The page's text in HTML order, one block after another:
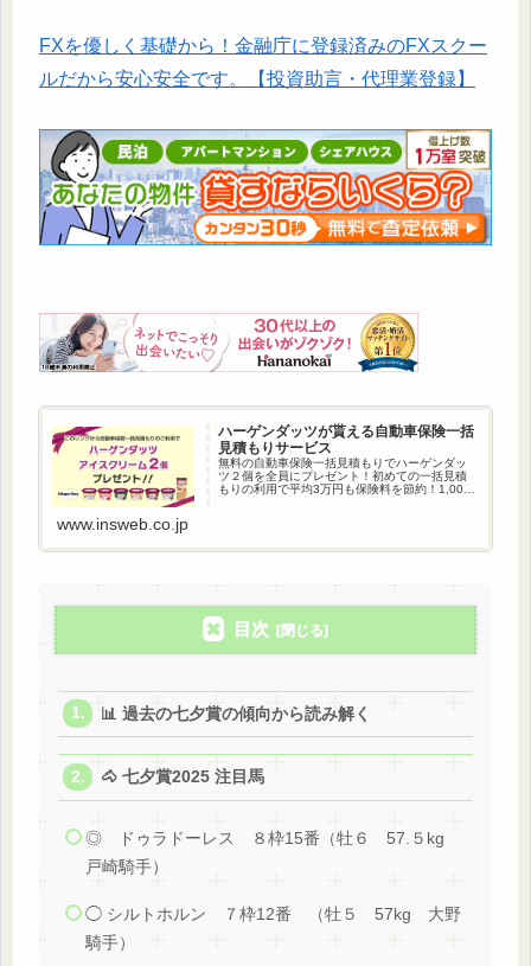
FXを優しく基礎から！金融庁に登録済みのFXスクー
ルだから安心安全です。【投資助言・代理業登録】
ハーゲンダッツが貰える自動車保険一括
見積もりサービス
無料の自動車保険一括見積もりでハーゲンダッ
ツ２個を全員にプレゼント！初めての一括見積
もりの利用で平均3万円も保険料を節約！1,000
www.insweb.co.jp
目次
📊 過去の七夕賞の傾向から読み解く
🐴 七夕賞2025 注目馬
◎ ドゥラドーレス ８枠15番（牡６ 57.５kg
戸崎騎手）
◯ シルトホルン ７枠12番 （牡５ 57kg 大野
騎手）